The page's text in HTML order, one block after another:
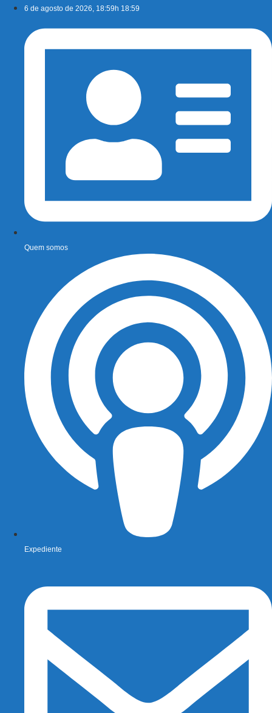
conteúdo
6 de agosto de 2026, 18:59h 18:59
Quem somos
Expediente